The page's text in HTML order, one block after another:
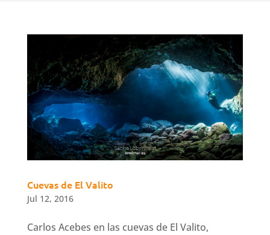
Cuevas de El Valito
Jul 12, 2016
Carlos Acebes en las cuevas de El Valito,